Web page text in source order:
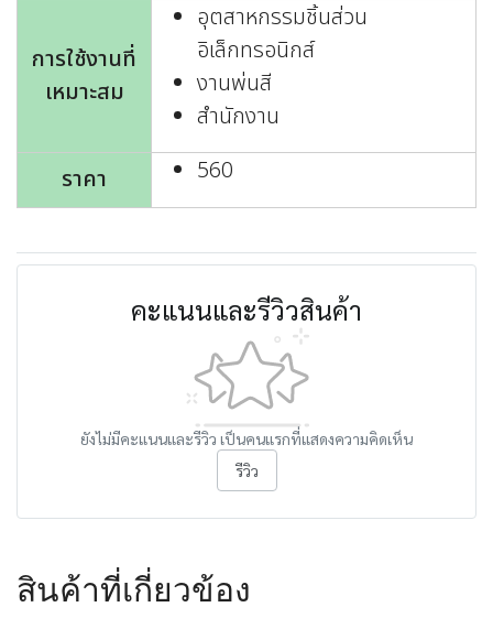
การใช้งานที่
เหมาะสม
อุตสาหกรรมชิ้นส่วน
อิเล็กทรอนิกส์
งานพ่นสี
สำนักงาน
ราคา
560
คะแนนและรีวิวสินค้า
ยังไม่มีคะแนนและรีวิว เป็นคนแรกที่แสดงความคิดเห็น
รีวิว
สินค้าที่เกี่ยวข้อง